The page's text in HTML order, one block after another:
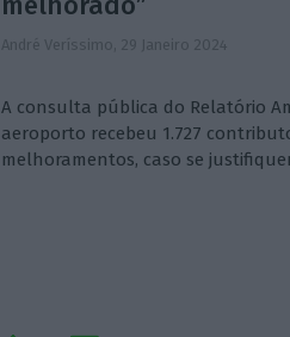
André Veríssimo, 29 Janeiro 2024
A consulta pública do Relatório
aeroporto recebeu 1.727
melhoramentos, caso se